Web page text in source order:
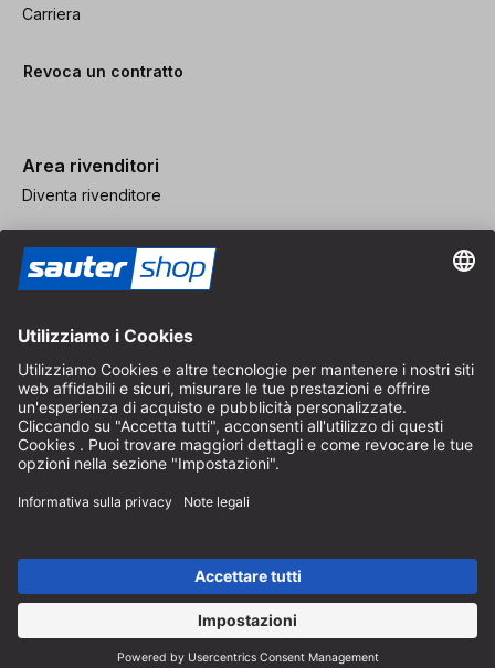
Carriera
Revoca un contratto
Area rivenditori
Diventa rivenditore
CGV
Protezione dei Dati
Impostazioni dei Cookie
della Germania per pacchi di dimensioni standard, esclusi articoli
A seconda del Paese di consegna, l'IVA può variare al momento del